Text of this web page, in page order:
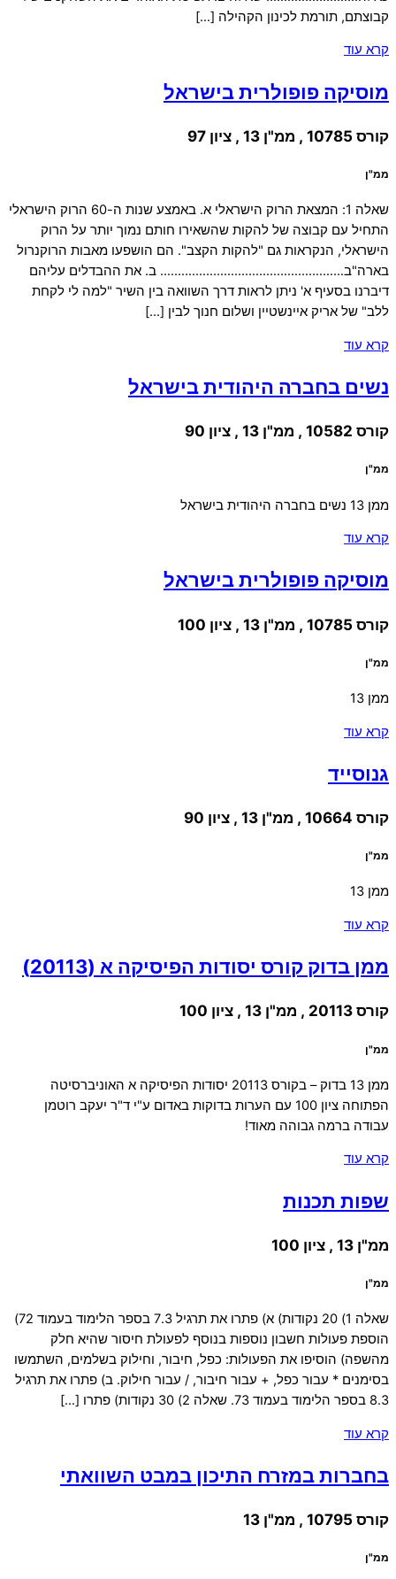
קבוצתם, תורמת לכינון הקהילה […]
קרא עוד
מוסיקה פופולרית בישראל
קורס 10785 , ממ"ן 13 , ציון 97
ממ"ן
שאלה 1: המצאת הרוק הישראלי א. באמצע שנות ה-60 הרוק הישראלי
התחיל עם קבוצה של להקות שהשאירו חותם נמוך יותר על הרוק
הישראלי, הנקראות גם "להקות הקצב". הם הושפעו מאבות הרוקנרול
בארה"ב……………………………………………. ב. את ההבדלים עליהם
דיברנו בסעיף א' ניתן לראות דרך השוואה בין השיר "למה לי לקחת
ללב" של אריק איינשטיין ושלום חנוך לבין […]
קרא עוד
נשים בחברה היהודית בישראל
קורס 10582 , ממ"ן 13 , ציון 90
ממ"ן
ממן 13 נשים בחברה היהודית בישראל
קרא עוד
מוסיקה פופולרית בישראל
קורס 10785 , ממ"ן 13 , ציון 100
ממ"ן
ממן 13
קרא עוד
גנוסייד
קורס 10664 , ממ"ן 13 , ציון 90
ממ"ן
ממן 13
קרא עוד
ממן בדוק קורס יסודות הפיסיקה א (20113)
קורס 20113 , ממ"ן 13 , ציון 100
ממ"ן
ממן 13 בדוק – בקורס 20113 יסודות הפיסיקה א האוניברסיטה
הפתוחה ציון 100 עם הערות בדוקות באדום ע"י ד"ר יעקב רוטמן
עבודה ברמה גבוהה מאוד!
קרא עוד
שפות תכנות
ממ"ן 13 , ציון 100
ממ"ן
שאלה 1) 20 נקודות) א) פתרו את תרגיל 7.3 בספר הלימוד בעמוד 72)
הוספת פעולות חשבון נוספות בנוסף לפעולת חיסור שהיא חלק
מהשפה) הוסיפו את הפעולות: כפל, חיבור, וחילוק בשלמים, השתמשו
בסימנים * עבור כפל, + עבור חיבור, / עבור חילוק. ב) פתרו את תרגיל
8.3 בספר הלימוד בעמוד 73. שאלה 2) 30 נקודות) פתרו […]
קרא עוד
בחברות במזרח התיכון במבט השוואתי
קורס 10795 , ממ"ן 13
ממ"ן